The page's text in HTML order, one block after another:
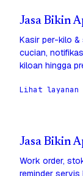
Jasa Bikin
Kasir per-kilo &
cucian,
kiloan hingga
Lihat layanan
Jasa Bikin
Work order,
reminder